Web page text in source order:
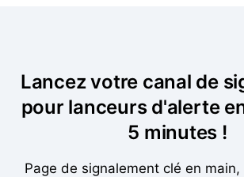
Lancez votre canal de
pour lanceurs d'alerte
5 minutes !
Page de signalement clé en